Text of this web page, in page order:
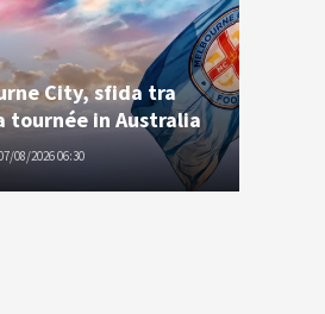
City, sfida tra
tournée in Australia
08/2026 06:30